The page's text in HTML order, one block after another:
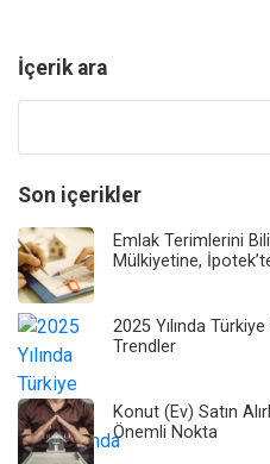
İçerik ara
ara:
Son içerikler
Emlak Terimlerini
Mülkiyetine,
2025 Yılında
Trendler
Konut (Ev) Satın
Önemli Nokta